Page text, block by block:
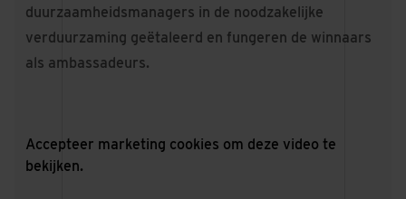
duurzaamheidsmanagers in de noodzakelijke
verduurzaming geëtaleerd en fungeren de winnaars
als ambassadeurs.
Accepteer marketing cookies om deze video te
bekijken.